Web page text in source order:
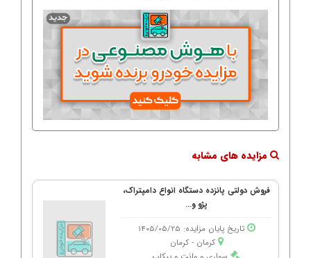
مزایده های مشابه
فروش دولتی پانزده دستگاه انواع دامپتراک،
پژو و...
تاریخ پایان مزایده: 1405/05/25
کرمان - كرمان